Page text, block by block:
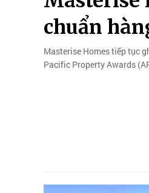
chuẩn
Masterise Homes tiếp tục
Pacific Property Awards